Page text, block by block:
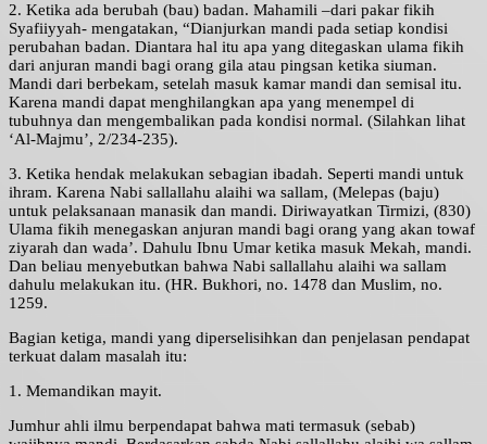
2. Ketika ada berubah (bau) badan. Mahamili –dari pakar fikih
Syafiiyyah- mengatakan, “Dianjurkan mandi pada setiap kondisi
perubahan badan. Diantara hal itu apa yang ditegaskan ulama fikih
dari anjuran mandi bagi orang gila atau pingsan ketika siuman.
Mandi dari berbekam, setelah masuk kamar mandi dan semisal itu.
Karena mandi dapat menghilangkan apa yang menempel di
tubuhnya dan mengembalikan pada kondisi normal. (Silahkan lihat
‘Al-Majmu’, 2/234-235).
3. Ketika hendak melakukan sebagian ibadah. Seperti mandi untuk
ihram. Karena Nabi sallallahu alaihi wa sallam, (Melepas (baju)
untuk pelaksanaan manasik dan mandi. Diriwayatkan Tirmizi, (830)
Ulama fikih menegaskan anjuran mandi bagi orang yang akan towaf
ziyarah dan wada’. Dahulu Ibnu Umar ketika masuk Mekah, mandi.
Dan beliau menyebutkan bahwa Nabi sallallahu alaihi wa sallam
dahulu melakukan itu. (HR. Bukhori, no. 1478 dan Muslim, no.
1259.
Bagian ketiga, mandi yang diperselisihkan dan penjelasan pendapat
terkuat dalam masalah itu:
1. Memandikan mayit.
Jumhur ahli ilmu berpendapat bahwa mati termasuk (sebab)